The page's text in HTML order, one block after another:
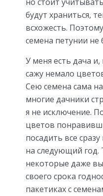
будут храниться,
всхожесть.
семена петунии не
У меня есть дача
сажу немало
Сею семена сама
многие дачники
я не исключение.
цветов
посадить все
на следующий год.
некоторые даже
своего срока
пакетиках с